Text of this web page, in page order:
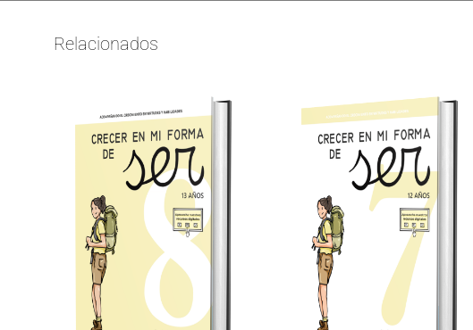
Relacionados